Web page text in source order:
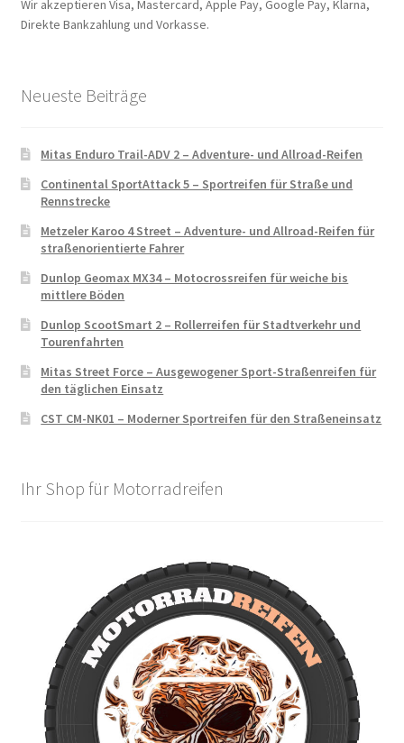
Wir akzeptieren Visa, Mastercard, Apple Pay, Google Pay, Klarna,
Direkte Bankzahlung und Vorkasse.
Neueste Beiträge
Mitas Enduro Trail-ADV 2 – Adventure- und Allroad-Reifen
Continental SportAttack 5 – Sportreifen für Straße und
Rennstrecke
Metzeler Karoo 4 Street – Adventure- und Allroad-Reifen für
straßenorientierte Fahrer
Dunlop Geomax MX34 – Motocrossreifen für weiche bis
mittlere Böden
Dunlop ScootSmart 2 – Rollerreifen für Stadtverkehr und
Tourenfahrten
Mitas Street Force – Ausgewogener Sport-Straßenreifen für
den täglichen Einsatz
CST CM-NK01 – Moderner Sportreifen für den Straßeneinsatz
Ihr Shop für Motorradreifen